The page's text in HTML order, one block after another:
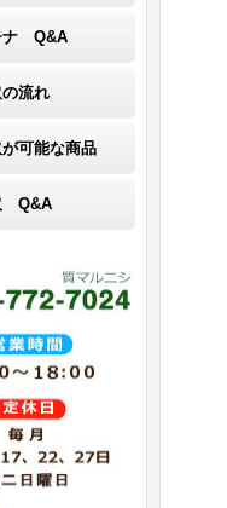
ナ Q&A
流れ
可能な商品
Q&A